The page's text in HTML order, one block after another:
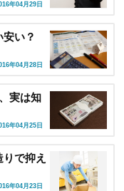
年04月29日
安い？
年04月28日
実は知
年04月25日
で抑え
年04月23日